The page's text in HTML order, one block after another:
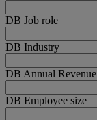
DB Job role
DB Industry
DB Annual Revenue
DB Employee size